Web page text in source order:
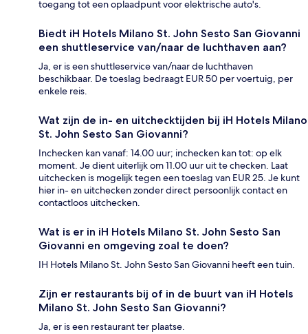
toegang tot een oplaadpunt voor elektrische auto's.
Biedt iH Hotels Milano St. John Sesto San Giovanni
een shuttleservice van/naar de luchthaven aan?
Ja, er is een shuttleservice van/naar de luchthaven
beschikbaar. De toeslag bedraagt EUR 50 per voertuig, per
enkele reis.
Wat zijn de in- en uitchecktijden bij iH Hotels Milano
St. John Sesto San Giovanni?
Inchecken kan vanaf: 14.00 uur; inchecken kan tot: op elk
moment. Je dient uiterlijk om 11.00 uur uit te checken. Laat
uitchecken is mogelijk tegen een toeslag van EUR 25. Je kunt
hier in- en uitchecken zonder direct persoonlijk contact en
contactloos uitchecken.
Wat is er in iH Hotels Milano St. John Sesto San
Giovanni en omgeving zoal te doen?
IH Hotels Milano St. John Sesto San Giovanni heeft een tuin.
Zijn er restaurants bij of in de buurt van iH Hotels
Milano St. John Sesto San Giovanni?
Ja, er is een restaurant ter plaatse.